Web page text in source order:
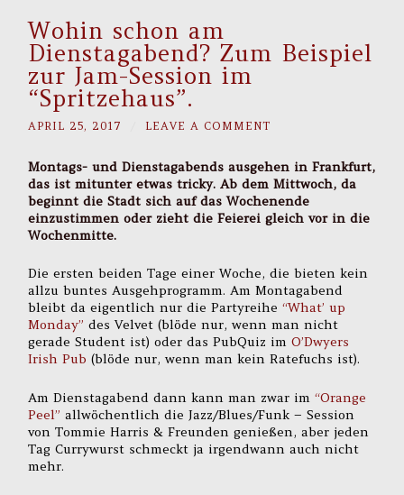
Wohin schon am
Dienstagabend? Zum Beispiel
zur Jam-Session im
“Spritzehaus”.
APRIL 25, 2017 LEAVE A COMMENT
Montags- und Dienstagabends ausgehen in Frankfurt,
das ist mitunter etwas tricky. Ab dem Mittwoch, da
beginnt die Stadt sich auf das Wochenende
einzustimmen oder zieht die Feierei gleich vor in die
Wochenmitte.
Die ersten beiden Tage einer Woche, die bieten kein
allzu buntes Ausgehprogramm. Am Montagabend
bleibt da eigentlich nur die Partyreihe“What’ up
Monday” des Velvet (blöde nur, wenn man nicht
gerade Student ist) oder das PubQuiz imO’Dwyers
Irish Pub (blöde nur, wenn man kein Ratefuchs ist).
Am Dienstagabend dann kann man zwar im“Orange
Peel”allwöchentlich die Jazz/Blues/Funk – Session
von Tommie Harris & Freunden genießen, aber jeden
Tag Currywurst schmeckt ja irgendwann auch nicht
mehr.